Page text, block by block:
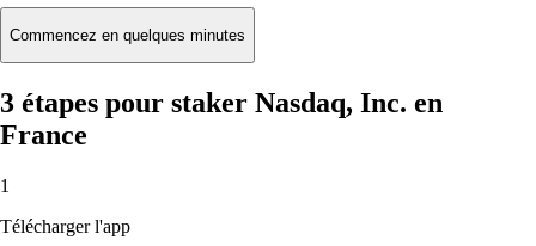
Commencez en quelques minutes
3 étapes pour staker Nasdaq, Inc. en
France
1
Télécharger l'app